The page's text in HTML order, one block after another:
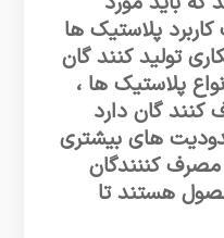
پلاستیک ها
تولید کنند گان
پلاستیک ها ،
گان دارد
های بیشتری
مصرف کننندگان
هستند تا